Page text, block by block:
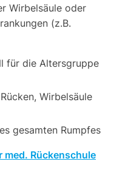
Wirbelsäule oder
(z.B.
für die Altersgruppe
Wirbelsäule
gesamten Rumpfes
med. Rückenschule